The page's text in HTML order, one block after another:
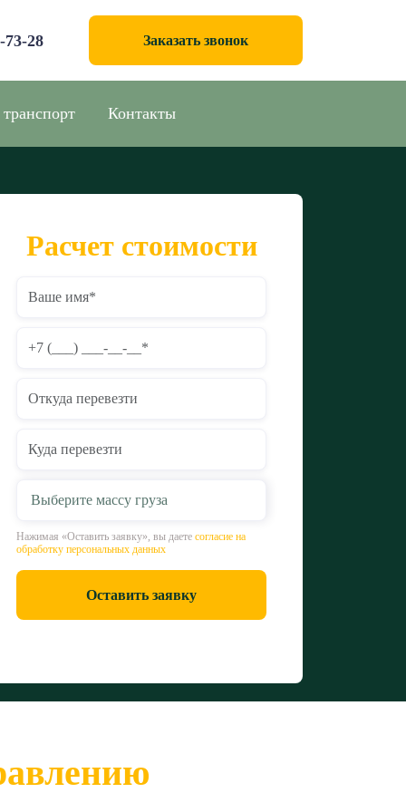
73-28 Заказать звонок
Контакты
Расчет стоимости
Выберите массу груза
Нажимая «Оставить заявку», вы даете согласие на
обработку персональных данных
Оставить заявку